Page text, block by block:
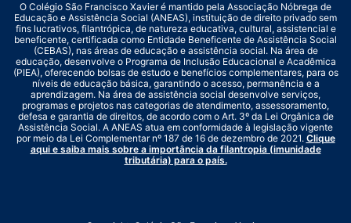
O Colégio São Francisco Xavier é mantido pela Associação Nóbrega de
Educação e Assistência Social (ANEAS), instituição de direito privado sem
fins lucrativos, filantrópica, de natureza educativa, cultural, assistencial e
beneficente, certificada como Entidade Beneficente de Assistência Social
(CEBAS), nas áreas de educação e assistência social. Na área de
educação, desenvolve o Programa de Inclusão Educacional e Acadêmica
(PIEA), oferecendo bolsas de estudo e benefícios complementares, para os
níveis de educação básica, garantindo o acesso, permanência e a
aprendizagem. Na área de assistência social desenvolve serviços,
programas e projetos nas categorias de atendimento, assessoramento,
defesa e garantia de direitos, de acordo com o Art. 3º da Lei Orgânica de
Assistência Social. A ANEAS atua em conformidade à legislação vigente
por meio da Lei Complementar nº 187 de 16 de dezembro de 2021. Clique
aqui e saiba mais sobre a importância da filantropia (imunidade
tributária) para o país.